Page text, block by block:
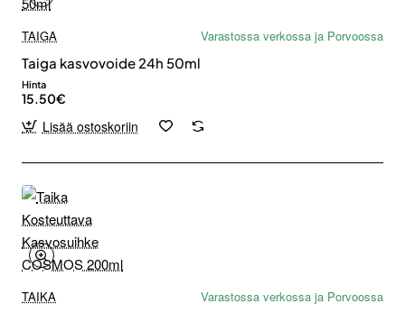
TAIGA
Varastossa verkossa ja Porvoossa
Taiga kasvovoide 24h 50ml
Hinta
15.50€
Lisää ostoskoriin
TAIKA
Varastossa verkossa ja Porvoossa